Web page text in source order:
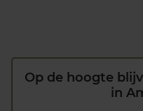
Op de hoogte
in